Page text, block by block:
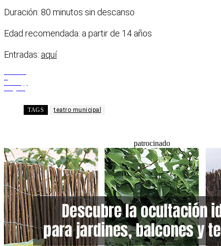
Duración: 80 minutos sin descanso
Edad recomendada: a partir de 14 años
Entradas: aquí
TAGS teatro municipal
patrocinado